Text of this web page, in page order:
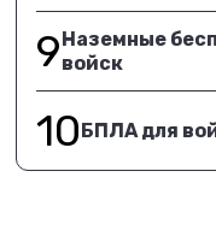
9Наземные
войск
10БПЛА для